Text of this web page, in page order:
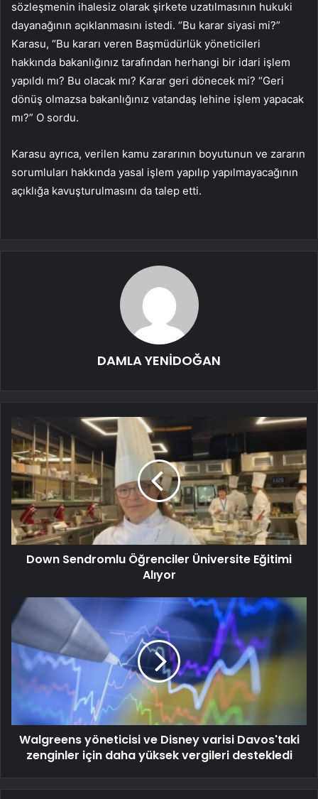
sözleşmenin ihalesiz olarak şirkete uzatılmasının hukuki
dayanağının açıklanmasını istedi. “Bu karar siyasi mi?”
Karasu, “Bu kararı veren Başmüdürlük yöneticileri
hakkında bakanlığınız tarafından herhangi bir idari işlem
yapıldı mı? Bu olacak mı? Karar geri dönecek mi? “Geri
dönüş olmazsa bakanlığınız vatandaş lehine işlem yapacak
mı?” O sordu.
Karasu ayrıca, verilen kamu zararının boyutunun ve zararın
sorumluları hakkında yasal işlem yapılıp yapılmayacağının
açıklığa kavuşturulmasını da talep etti.
DAMLA YENİDOĞAN
Down Sendromlu Öğrenciler Üniversite Eğitimi
Alıyor
Walgreens yöneticisi ve Disney varisi Davos'taki
zenginler için daha yüksek vergileri destekledi